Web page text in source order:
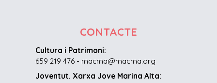
CONTACTE
Cultura i Patrimoni:
659 219 476 - macma@macma.org
Joventut. Xarxa Jove Marina Alta: